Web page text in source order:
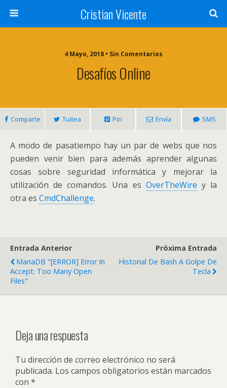
Cristian Vicente
4 Mayo, 2018 • Sin Comentarios
Desafíos Online
Comparte Tuitea Pin Envía SMS
A modo de pasatiempo hay un par de webs que nos
pueden venir bien para además aprender algunas
cosas sobre seguridad informática y mejorar la
utilización de comandos. Una es OverTheWire y la
otra es CmdChallenge.
Entrada Anterior
MariaDB "[ERROR] Error In
Accept: Too Many Open
Files"
Próxima Entrada
Historial De Bash A Golpe De
Tecla
Deja una respuesta
Tu dirección de correo electrónico no será
publicada. Los campos obligatorios están marcados
con *